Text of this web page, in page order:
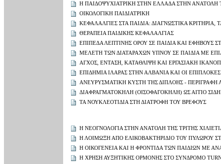
Η ΠΑΙΔΟΨΥΧΙΑΤΡΙΚΗ ΣΤΗΝ ΕΛΛΑΔΑ ΣΤΗΝ ΑΝΑΤΟΛΗ
ΟΙΚΟΛΟΓΙΚΗ ΠΑΙΔΙΑΤΡΙΚΗ
ΚΕΦΑΛΑΛΓΙΕΣ ΣΤΑ ΠΑΙΔΙΑ: ΔΙΑΓΝΩΣΤΙΚΑ
ΘΕΡΑΠΕΙΑ ΠΑΙΔΙΚΗΣ ΚΕΦΑΛΑΛΓΙΑΣ
ΕΠΙΠΕΔΑ ΛΕΠΤΙΝΗΣ ΟΡΟΥ ΣΕ ΠΑΙΔΙΑ ΚΑΙ ΕΦΗΒΟΥΣ
ΜΕΛΕΤΗ ΤΩΝ ΔΙΑΤΑΡΑΧΩΝ ΥΠΝΟΥ ΣΕ ΠΑΙΔΙΑ ΜΕ
ΑΓΧΟΣ, ΕΝΤΑΣΗ, ΚΑΤΑΘΛΙΨΗ ΚΑΙ ΕΡΓΑΣΙΑΚΗ
ΕΠΙΔΗΜΙΑ ΙΛΑΡΑΣ ΣΤΗΝ ΑΛΒΑΝΙΑ ΚΑΙ ΟΙ
ΑΝΕΥΡΥΣΜΑΤΙΚΗ ΚΥΣΤΗ ΤΗΣ ΔΙΠΛΟΗΣ - ΠΕΡΙΓΡΑΦΗ
ΔΙΑΦΡΑΓΜΑΤΟΚΗΛΗ (ΟΙΣΟΦΑΓΟΚΗΛΗ) ΩΣ ΑΙΤΙΟ
ΤΑ ΝΟΥΚΛΕΟΤΙΔΙΑ ΣΤΗ ΔΙΑΤΡΟΦΗ ΤΟΥ ΒΡΕΦΟΥΣ
Η ΝΕΟΓΝΟΛΟΓΙΑ ΣΤΗΝ ΑΝΑΤΟΛΗ ΤΗΣ ΤΡΙΤΗΣ
Η ΛΟΙΜΩΞΗ ΑΠΟ ΕΛΙΚΟΒΑΚΤΗΡΙΔΙΟ ΤΟΥ ΠΥΛΩΡΟΥ
Η ΟΙΚΟΓΕΝΕΙΑ ΚΑΙ Η ΦΡΟΝΤΙΔΑ ΤΩΝ ΠΑΙΔΙΩΝ ΜΕ
Η ΧΡΗΣΗ ΑΥΞΗΤΙΚΗΣ ΟΡΜΟΝΗΣ ΣΤΟ ΣΥΝΔΡΟΜΟ